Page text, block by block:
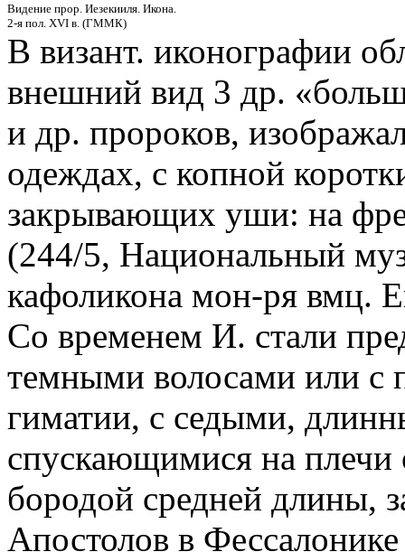
Видение прор. Иезекииля. Икона.
2-я пол. XVI в. (ГММК)
В визант. иконографии
внешний вид 3 др.
и др. пророков,
одеждах, с копной
закрывающих уши: на
(244/5, Национальный
кафоликона мон-ря вмц.
Со временем И. стали
темными волосами или с
гиматии, с седыми,
спускающимися на
бородой средней длины,
Апостолов в